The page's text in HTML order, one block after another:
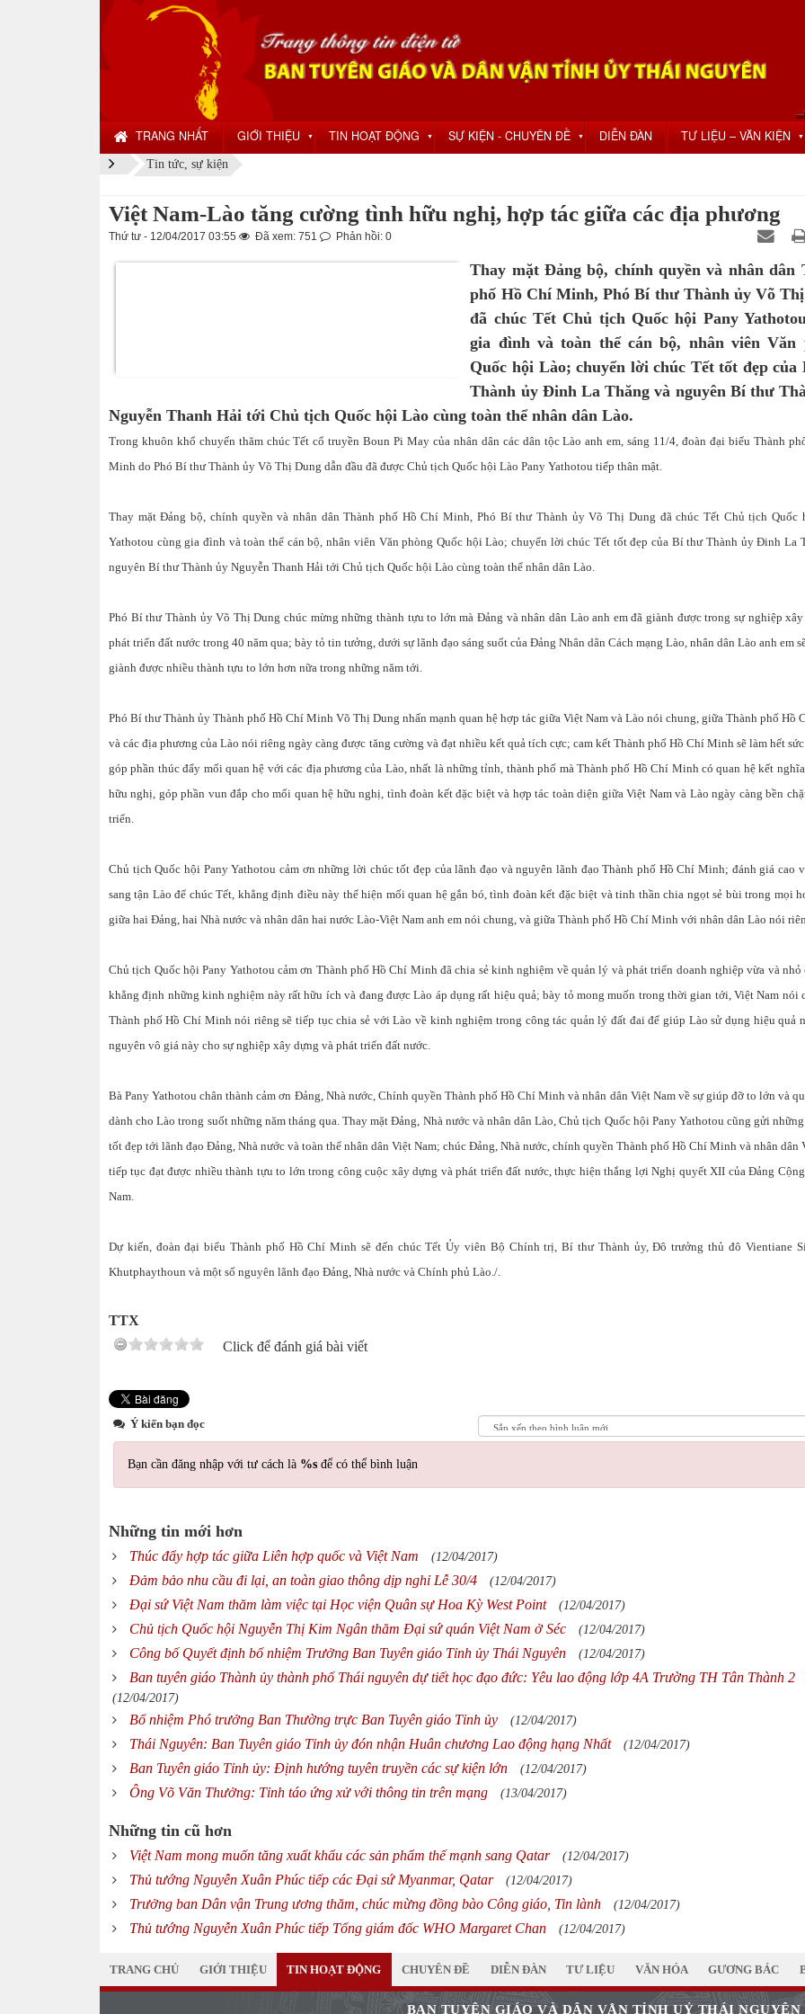
TRANG NHẤT GIỚI THIỆU ▼ TIN HOẠT ĐỘNG ▼ SỰ KIỆN - CHUYÊN ĐỀ ▼ DIỄN ĐÀN TƯ LIỆU – VĂN KIỆN ▼
Tin tức, sự kiện
Việt Nam-Lào tăng cường tình hữu nghị, hợp tác giữa các địa phương
Thứ tư - 12/04/2017 03:55 Đã xem: 751 Phản hồi: 0
Thay mặt Đảng bộ, chính quyền và nhân dân
phố Hồ Chí Minh, Phó Bí thư Thành ủy Võ
đã chúc Tết Chủ tịch Quốc hội Pany
gia đình và toàn thể cán bộ, nhân viên Văn
Quốc hội Lào; chuyển lời chúc Tết tốt đẹp của
Thành ủy Đinh La Thăng và nguyên Bí thư
Nguyễn Thanh Hải tới Chủ tịch Quốc hội Lào cùng toàn thể nhân dân Lào.
Trong khuôn khổ chuyến thăm chúc Tết cổ truyền Boun Pi May của nhân dân các dân tộc Lào anh em, sáng 11/4, đoàn đại biểu Thành
Minh do Phó Bí thư Thành ủy Võ Thị Dung dẫn đầu đã được Chủ tịch Quốc hội Lào Pany Yathotou tiếp thân mật.
Thay mặt Đảng bộ, chính quyền và nhân dân Thành phố Hồ Chí Minh, Phó Bí thư Thành ủy Võ Thị Dung đã chúc Tết Chủ tịch Quốc
Yathotou cùng gia đình và toàn thể cán bộ, nhân viên Văn phòng Quốc hội Lào; chuyển lời chúc Tết tốt đẹp của Bí thư Thành ủy Đinh La
nguyên Bí thư Thành ủy Nguyễn Thanh Hải tới Chủ tịch Quốc hội Lào cùng toàn thể nhân dân Lào.
Phó Bí thư Thành ủy Võ Thị Dung chúc mừng những thành tựu to lớn mà Đảng và nhân dân Lào anh em đã giành được trong sự nghiệp
phát triển đất nước trong 40 năm qua; bày tỏ tin tưởng, dưới sự lãnh đạo sáng suốt của Đảng Nhân dân Cách mạng Lào, nhân dân Lào anh em
giành được nhiều thành tựu to lớn hơn nữa trong những năm tới.
Phó Bí thư Thành ủy Thành phố Hồ Chí Minh Võ Thị Dung nhấn mạnh quan hệ hợp tác giữa Việt Nam và Lào nói chung, giữa Thành phố Hồ
và các địa phương của Lào nói riêng ngày càng được tăng cường và đạt nhiều kết quả tích cực; cam kết Thành phố Hồ Chí Minh sẽ làm hết
góp phần thúc đẩy mối quan hệ với các địa phương của Lào, nhất là những tỉnh, thành phố mà Thành phố Hồ Chí Minh có quan hệ kết
hữu nghị, góp phần vun đắp cho mối quan hệ hữu nghị, tình đoàn kết đặc biệt và hợp tác toàn diện giữa Việt Nam và Lào ngày càng bền
triển.
Chủ tịch Quốc hội Pany Yathotou cảm ơn những lời chúc tốt đẹp của lãnh đạo và nguyên lãnh đạo Thành phố Hồ Chí Minh; đánh giá cao
sang tận Lào để chúc Tết, khẳng định điều này thể hiện mối quan hệ gắn bó, tình đoàn kết đặc biệt và tinh thần chia ngọt sẻ bùi trong mọi
giữa hai Đảng, hai Nhà nước và nhân dân hai nước Lào-Việt Nam anh em nói chung, và giữa Thành phố Hồ Chí Minh với nhân dân Lào nói
Chủ tịch Quốc hội Pany Yathotou cảm ơn Thành phố Hồ Chí Minh đã chia sẻ kinh nghiệm về quản lý và phát triển doanh nghiệp vừa và nhỏ
khẳng định những kinh nghiệm này rất hữu ích và đang được Lào áp dụng rất hiệu quả; bày tỏ mong muốn trong thời gian tới, Việt Nam nói
Thành phố Hồ Chí Minh nói riêng sẽ tiếp tục chia sẻ với Lào về kinh nghiệm trong công tác quản lý đất đai để giúp Lào sử dụng hiệu quả
nguyên vô giá này cho sự nghiệp xây dựng và phát triển đất nước.
Bà Pany Yathotou chân thành cảm ơn Đảng, Nhà nước, Chính quyền Thành phố Hồ Chí Minh và nhân dân Việt Nam về sự giúp đỡ to lớn và
dành cho Lào trong suốt những năm tháng qua. Thay mặt Đảng, Nhà nước và nhân dân Lào, Chủ tịch Quốc hội Pany Yathotou cũng gửi
tốt đẹp tới lãnh đạo Đảng, Nhà nước và toàn thể nhân dân Việt Nam; chúc Đảng, Nhà nước, chính quyền Thành phố Hồ Chí Minh và nhân dân
tiếp tục đạt được nhiều thành tựu to lớn trong công cuộc xây dựng và phát triển đất nước, thực hiện thắng lợi Nghị quyết XII của Đảng
Nam.
Dự kiến, đoàn đại biểu Thành phố Hồ Chí Minh sẽ đến chúc Tết Ủy viên Bộ Chính trị, Bí thư Thành ủy, Đô trưởng thủ đô Vientiane
Khutphaythoun và một số nguyên lãnh đạo Đảng, Nhà nước và Chính phủ Lào./.
TTX
Click để đánh giá bài viết
Ý kiến bạn đọc
Bạn cần đăng nhập với tư cách là %s để có thể bình luận
Những tin mới hơn
Thúc đẩy hợp tác giữa Liên hợp quốc và Việt Nam (12/04/2017)
Đảm bảo nhu cầu đi lại, an toàn giao thông dịp nghỉ Lễ 30/4 (12/04/2017)
Đại sứ Việt Nam thăm làm việc tại Học viện Quân sự Hoa Kỳ West Point (12/04/2017)
Chủ tịch Quốc hội Nguyễn Thị Kim Ngân thăm Đại sứ quán Việt Nam ở Séc (12/04/2017)
Công bố Quyết định bổ nhiệm Trưởng Ban Tuyên giáo Tỉnh ủy Thái Nguyên (12/04/2017)
Ban tuyên giáo Thành ủy thành phố Thái nguyên dự tiết học đạo đức: Yêu lao động lớp 4A Trường TH Tân Thành 2
(12/04/2017)
Bổ nhiệm Phó trưởng Ban Thường trực Ban Tuyên giáo Tỉnh ủy (12/04/2017)
Thái Nguyên: Ban Tuyên giáo Tỉnh ủy đón nhận Huân chương Lao động hạng Nhất (12/04/2017)
Ban Tuyên giáo Tỉnh ủy: Định hướng tuyên truyền các sự kiện lớn (12/04/2017)
Ông Võ Văn Thưởng: Tỉnh táo ứng xử với thông tin trên mạng (13/04/2017)
Những tin cũ hơn
Việt Nam mong muốn tăng xuất khẩu các sản phẩm thế mạnh sang Qatar (12/04/2017)
Thủ tướng Nguyễn Xuân Phúc tiếp các Đại sứ Myanmar, Qatar (12/04/2017)
Trưởng ban Dân vận Trung ương thăm, chúc mừng đồng bào Công giáo, Tin lành (12/04/2017)
Thủ tướng Nguyễn Xuân Phúc tiếp Tổng giám đốc WHO Margaret Chan (12/04/2017)
TRANG CHỦ GIỚI THIỆU TIN HOẠT ĐỘNG CHUYÊN ĐỀ DIỄN ĐÀN TƯ LIỆU VĂN HÓA GƯƠNG BÁC
BAN TUYÊN GIÁO VÀ DÂN VẬN TỈNH UỶ THÁI NGUYÊN